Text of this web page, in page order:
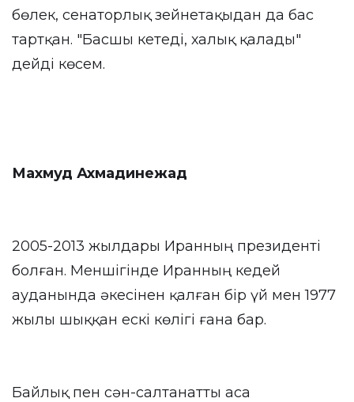
бөлек, сенаторлық зейнетақыдан да бас
тартқан. "Басшы кетеді, халық қалады"
дейді көсем.
Махмуд Ахмадинежад
2005-2013 жылдары Иранның президенті
болған. Меншігінде Иранның кедей
ауданында әкесінен қалған бір үй мен 1977
жылы шыққан ескі көлігі ғана бар.
Байлық пен сән-салтанатты аса